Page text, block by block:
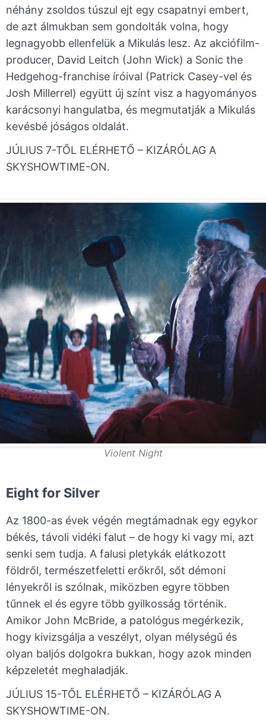
néhány zsoldos túszul ejt egy csapatnyi embert,
de azt álmukban sem gondolták volna, hogy
legnagyobb ellenfelük a Mikulás lesz. Az akciófilm-
producer, David Leitch (John Wick) a Sonic the
Hedgehog-franchise íróival (Patrick Casey-vel és
Josh Millerrel) együtt új színt visz a hagyományos
karácsonyi hangulatba, és megmutatják a Mikulás
kevésbé jóságos oldalát.
JÚLIUS 7-TŐL ELÉRHETŐ – KIZÁRÓLAG A
SKYSHOWTIME-ON.
Violent Night
Eight for Silver
Az 1800-as évek végén megtámadnak egy egykor
békés, távoli vidéki falut – de hogy ki vagy mi, azt
senki sem tudja. A falusi pletykák elátkozott
földről, természetfeletti erőkről, sőt démoni
lényekről is szólnak, miközben egyre többen
tűnnek el és egyre több gyilkosság történik.
Amikor John McBride, a patológus megérkezik,
hogy kivizsgálja a veszélyt, olyan mélységű és
olyan baljós dolgokra bukkan, hogy azok minden
képzeletét meghaladják.
JÚLIUS 15-TŐL ELÉRHETŐ – KIZÁRÓLAG A
SKYSHOWTIME-ON.